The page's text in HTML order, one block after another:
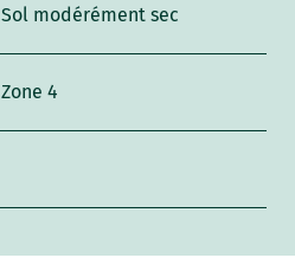
Sol modérément sec
Zone 4